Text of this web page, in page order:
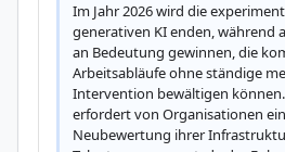
Im Jahr 2026 wird die
generativen KI enden, während
an Bedeutung gewinnen, die
Arbeitsabläufe ohne ständige
Intervention bewältigen
erfordert von Organisationen
Neubewertung ihrer